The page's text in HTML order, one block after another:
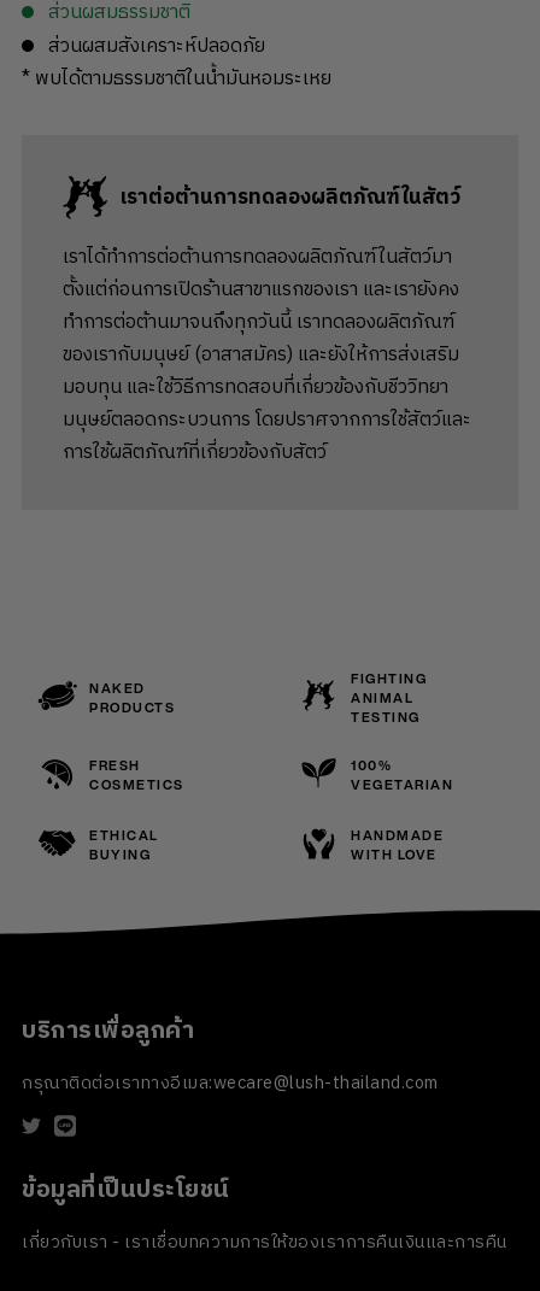
ส่วนผสมธรรมชาติ
ส่วนผสมสังเคราะห์ปลอดภัย
* พบได้ตามธรรมชาติในน้ำมันหอมระเหย
เราต่อต้านการทดลองผลิตภัณฑ์ในสัตว์
เราได้ทำการต่อต้านการทดลองผลิตภัณฑ์ในสัตว์มา
ตั้งแต่ก่อนการเปิดร้านสาขาแรกของเรา และเรายังคง
ทำการต่อต้านมาจนถึงทุกวันนี้ เราทดลองผลิตภัณฑ์
ของเรากับมนุษย์ (อาสาสมัคร) และยังให้การส่งเสริม
มอบทุน และใช้วิธีการทดสอบที่เกี่ยวข้องกับชีววิทยา
มนุษย์ตลอดกระบวนการ โดยปราศจากการใช้สัตว์และ
การใช้ผลิตภัณฑ์ที่เกี่ยวข้องกับสัตว์
NAKED
PRODUCTS
FIGHTING
ANIMAL
TESTING
FRESH
COSMETICS
100%
VEGETARIAN
ETHICAL
BUYING
HANDMADE
WITH LOVE
บริการเพื่อลูกค้า
กรุณาติดต่อเราทางอีเมล:wecare@lush-thailand.com
ข้อมูลที่เป็นประโยชน์
เกี่ยวกับเรา - เราเชื่อบทความการให้ของเราการคืนเงินและการคืน